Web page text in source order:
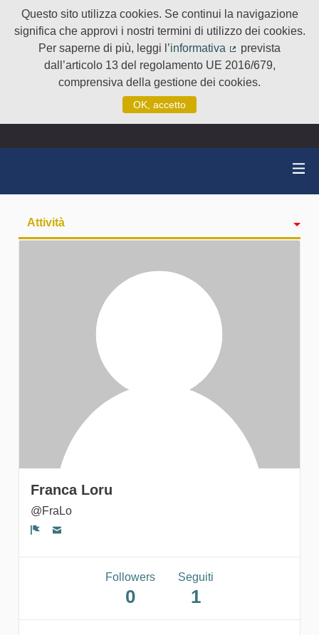
Questo sito utilizza cookies. Se continui la navigazione
significa che approvi i nostri termini di utilizzo dei cookies.
Per saperne di più, leggi l’informativa
(Collegamento
prevista
dall’articolo 13 del regolamento UE 2016/679,
comprensiva della gestione dei cookies.
OK, accetto
Attività
Franca Loru
@FraLo
Followers
0
Seguiti
1